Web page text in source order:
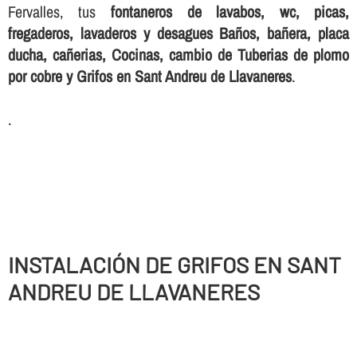
Fervalles, tus fontaneros de lavabos, wc, picas,
fregaderos, lavaderos y desagues Baños, bañera, placa
ducha, cañerias, Cocinas, cambio de Tuberias de plomo
por cobre y Grifos en Sant Andreu de Llavaneres.
.
INSTALACIÓN DE GRIFOS EN SANT
ANDREU DE LLAVANERES